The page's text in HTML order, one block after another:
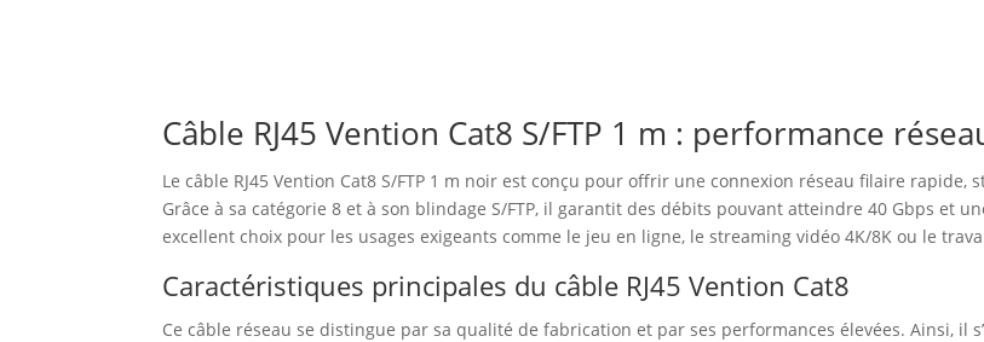
Câble RJ45 Vention Cat8 S/FTP 1 m : performance
Le câble RJ45 Vention Cat8 S/FTP 1 m noir est conçu pour offrir une connexion réseau filaire
Grâce à sa catégorie 8 et à son blindage S/FTP, il garantit des débits pouvant atteindre 40 Gbps et
excellent choix pour les usages exigeants comme le jeu en ligne, le streaming vidéo 4K/8K ou le
Caractéristiques principales du câble RJ45 Vention Cat8
Ce câble réseau se distingue par sa qualité de fabrication et par ses performances élevées. Ainsi, il